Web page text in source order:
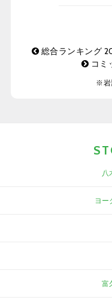
総合ランキング
コミ
※岩
八
ヨー
富